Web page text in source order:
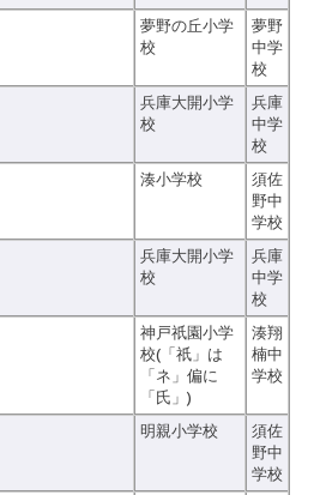
夢野の丘小学
校
夢野
中学
校
兵庫大開小学
校
兵庫
中学
校
湊小学校
須佐
野中
学校
兵庫大開小学
校
兵庫
中学
校
神戸祇園小学
校(「祇」は
「ネ」偏に
「氏」)
湊翔
楠中
学校
明親小学校
須佐
野中
学校